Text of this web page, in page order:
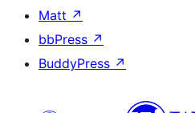
Matt ↗
bbPress ↗
BuddyPress ↗